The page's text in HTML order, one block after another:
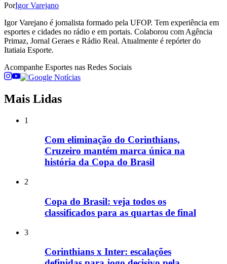
PorIgor Varejano
Igor Varejano é jornalista formado pela UFOP. Tem experiência em
esportes e cidades no rádio e em portais. Colaborou com Agência
Primaz, Jornal Geraes e Rádio Real. Atualmente é repórter do
Itatiaia Esporte.
Acompanhe Esportes nas Redes Sociais
Mais Lidas
1
Com eliminação do Corinthians,
Cruzeiro mantém marca única na
história da Copa do Brasil
2
Copa do Brasil: veja todos os
classificados para as quartas de final
3
Corinthians x Inter: escalações